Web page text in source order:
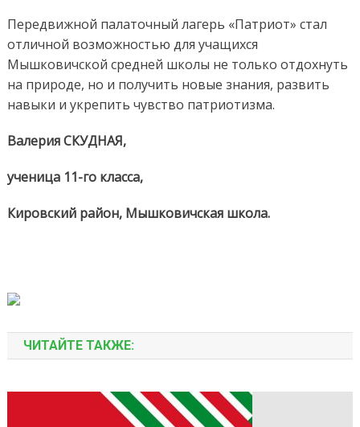
Передвижной палаточный лагерь «Патриот» стал
отличной возможностью для учащихся
Мышковичской средней школы не только отдохнуть
на природе, но и получить новые знания, развить
навыки и укрепить чувство патриотизма.
Валерия СКУДНАЯ,
ученица 11-го класса,
Кировский район, Мышковичская школа.
ЧИТАЙТЕ ТАКЖЕ: